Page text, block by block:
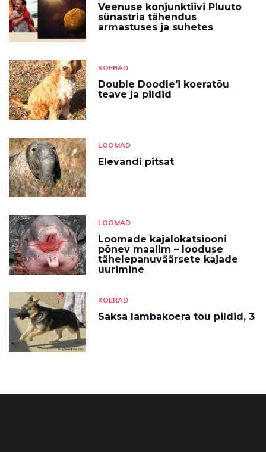
Veenuse konjunktiivi Pluuto
sünastria tähendus
armastuses ja suhetes
KOERAD
Double Doodle'i koeratõu
teave ja pildid
LOOMAD
Elevandi pitsat
LOOMAD
Loomade kajalokatsiooni
põnev maailm – looduse
tähelepanuväärsete kajade
uurimine
KOERAD
Saksa lambakoera tõu pildid, 3